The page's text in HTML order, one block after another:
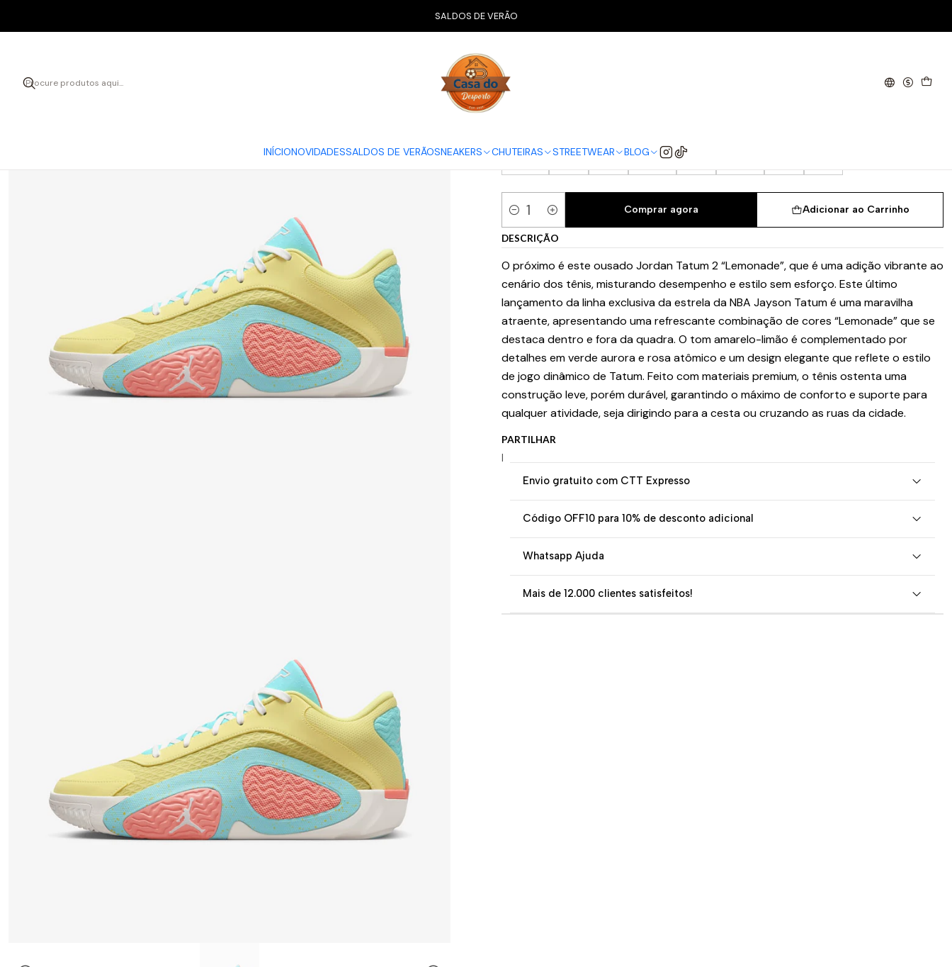
INÍCIONOVIDADESSALDOS DE VERÃOSNEAKERS CHUTEIRAS STREETWEAR BLOG
SALDOS DE VERÃO
Air Jordan Jordan Tatum 2 Lemonade
Jordan Tatum 2 Lemonade
44.5
Quantidade
Adicionar ao Carrinho
Comprar agora
DESCRIÇÃO
O próximo é este ousado Jordan Tatum 2 “Lemonade”, que é uma adição vibrante ao
cenário dos tênis, misturando desempenho e estilo sem esforço. Este último
lançamento da linha exclusiva da estrela da NBA Jayson Tatum é uma maravilha
atraente, apresentando uma refrescante combinação de cores “Lemonade” que se
destaca dentro e fora da quadra. O tom amarelo-limão é complementado por
detalhes em verde aurora e rosa atômico e um design elegante que reflete o estilo
de jogo dinâmico de Tatum. Feito com materiais premium, o tênis ostenta uma
construção leve, porém durável, garantindo o máximo de conforto e suporte para
qualquer atividade, seja dirigindo para a cesta ou cruzando as ruas da cidade.
PARTILHAR
|
Envio gratuito com CTT Expresso
Código OFF10 para 10% de desconto adicional
Whatsapp Ajuda
Mais de 12.000 clientes satisfeitos!